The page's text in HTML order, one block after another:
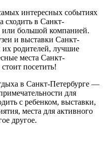
интересных событиях
сходить в Санкт-
или большой компанией.
и выставки Санкт-
их родителей, лучшие
места Санкт-
посетить!
в Санкт-Петербурге —
для
с ребенком, выставки,
места для активного
другое.